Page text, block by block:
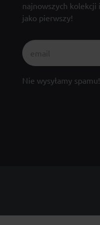
najnowszych
jako pierwszy!
Nie wysyłamy spamu!